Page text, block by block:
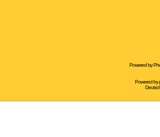
Powered by
Powered by